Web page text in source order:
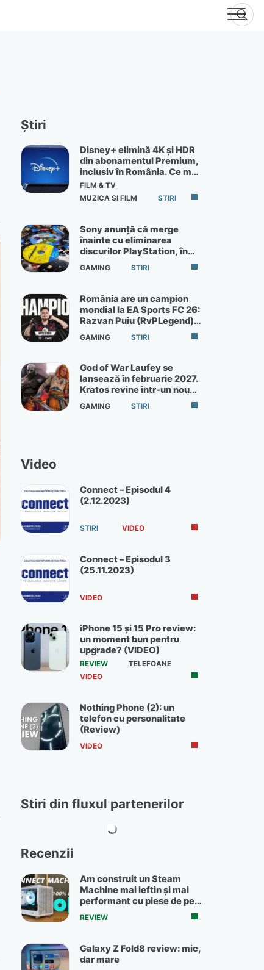
Știri
Disney+ elimină 4K și HDR
din abonamentul Premium,
inclusiv în România. Ce mai
primești de 60 lei pe lună
FILM & TV
MUZICA SI FILM
STIRI
Sony anunță că merge
înainte cu eliminarea
discurilor PlayStation, în
ciuda protestelor
GAMING STIRI
România are un campion
mondial la EA Sports FC 26:
Razvan Puiu (RvPLegend)
câștigă turneul de la Paris
GAMING STIRI
God of War Laufey se
lansează în februarie 2027.
Kratos revine într-un nou
God of War
GAMING STIRI
Video
Connect – Episodul 4
(2.12.2023)
STIRI VIDEO
Connect – Episodul 3
(25.11.2023)
VIDEO
iPhone 15 și 15 Pro review:
un moment bun pentru
upgrade? (VIDEO)
REVIEW
TELEFOANE
VIDEO
Nothing Phone (2): un
telefon cu personalitate
(Review)
VIDEO
Stiri din fluxul partenerilor
Recenzii
Am construit un Steam
Machine mai ieftin și mai
performant cu piese de pe
OLX
REVIEW
Galaxy Z Fold8 review: mic,
dar mare